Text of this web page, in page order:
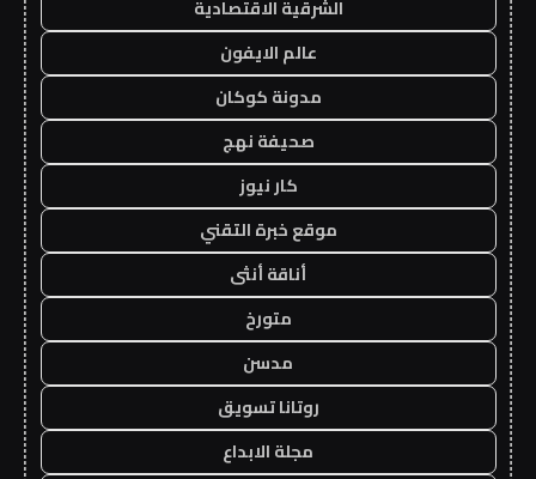
الشرقية الاقتصادية
عالم الايفون
مدونة كوكان
صحيفة نهج
كار نيوز
موقع خبرة التقني
أناقة أنثى
متورخ
مدسن
روتانا تسويق
مجلة الابداع